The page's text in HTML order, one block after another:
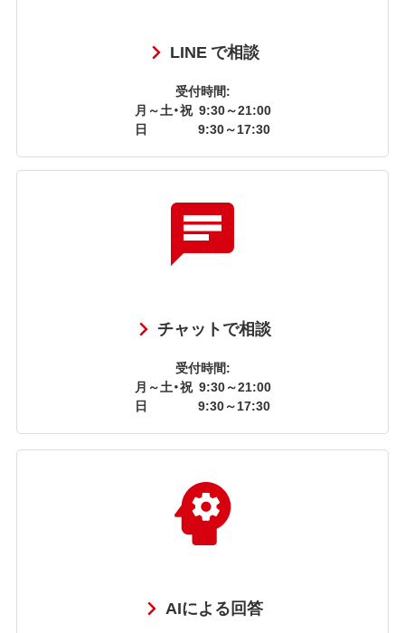
LINE で相談
受付時間:
月～土・祝 9:30～21:00
日
9:30～17:30
チャットで相談
受付時間:
月～土・祝 9:30～21:00
日
9:30～17:30
AIによる回答